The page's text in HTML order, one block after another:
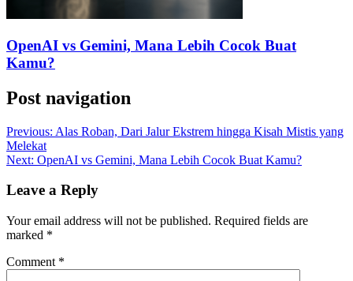
OpenAI vs Gemini, Mana Lebih Cocok Buat
Kamu?
Post navigation
Previous: Alas Roban, Dari Jalur Ekstrem hingga Kisah Mistis yang
Melekat
Next: OpenAI vs Gemini, Mana Lebih Cocok Buat Kamu?
Leave a Reply
Your email address will not be published. Required fields are
marked *
Comment *